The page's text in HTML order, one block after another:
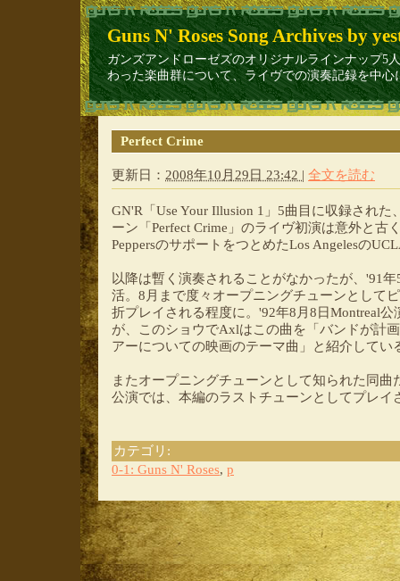
Guns N' Roses Song Archives by
ガンズアンドローゼズのオリジナルラインナップ5
わった楽曲群について、ライヴでの演奏記録を中
Perfect Crime
更新日： 2008年10月29日 23:42 | 全文を読む
GN'R「Use Your Illusion 1」5曲目に収録され
ーン「Perfect Crime」のライヴ初演は意外と古
PeppersのサポートをつとめたLos Angelesの
以降は暫く演奏されることがなかったが、'91年
活。8月まで度々オープニングチューンとして
折プレイされる程度に。'92年8月8日Montreal
が、このショウでAxlはこの曲を「バンドが計
アーについての映画のテーマ曲」と紹介してい
またオープニングチューンとして知られた同曲
公演では、本編のラストチューンとしてプレイ
カテゴリ :
0-1: Guns N' Roses, p